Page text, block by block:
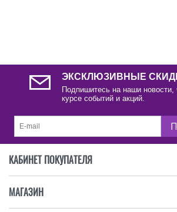
ЭКСКЛЮЗИВНЫЕ
Подпишитесь на наши новости,
курсе событий и акций.
КАБИНЕТ ПОКУПАТЕЛЯ
МАГАЗИН